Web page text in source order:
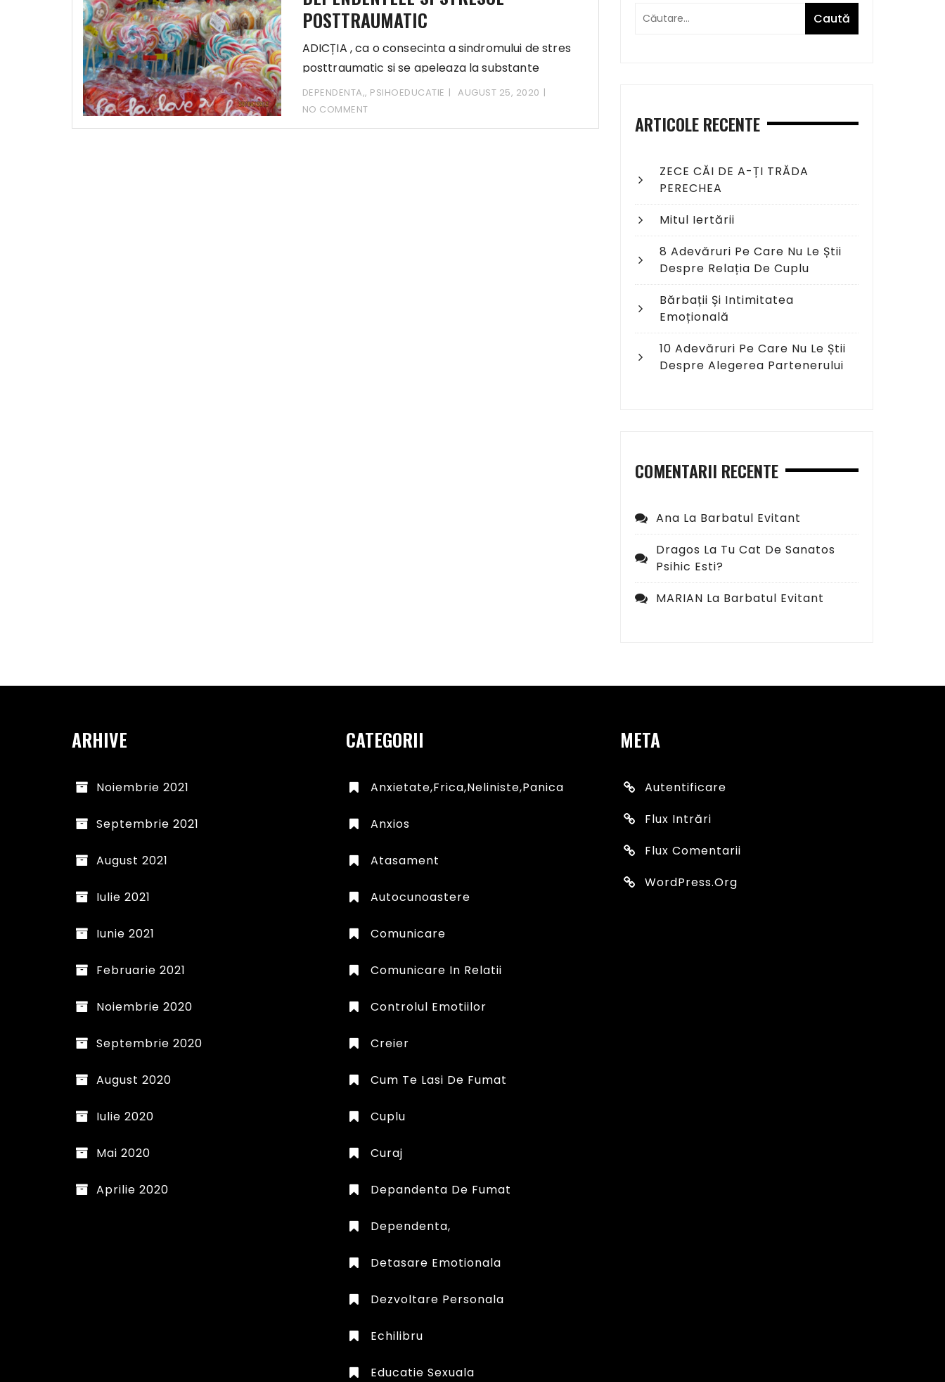
POSTTRAUMATIC
ADICȚIA , ca o consecinta a sindromului de stres
posttraumatic si se apeleaza la substante
DEPENDENTA,, PSIHOEDUCATIE
AUGUST 25, 2020
NO COMMENT
ARTICOLE RECENTE
ZECE CĂI DE A-ȚI TRĂDA
PERECHEA
Mitul Iertării
8 Adevăruri Pe Care Nu Le Știi
Despre Relația De Cuplu
Bărbații Și Intimitatea
Emoțională
10 Adevăruri Pe Care Nu Le Știi
Despre Alegerea Partenerului
COMENTARII RECENTE
Ana La Barbatul Evitant
Dragos La Tu Cat De Sanatos
Psihic Esti?
MARIAN La Barbatul Evitant
ARHIVE
Noiembrie 2021
Septembrie 2021
August 2021
Iulie 2021
Iunie 2021
Februarie 2021
Noiembrie 2020
Septembrie 2020
August 2020
Iulie 2020
Mai 2020
Aprilie 2020
CATEGORII
Anxietate,frica,neliniste,panica
Anxios
Atasament
Autocunoastere
Comunicare
Comunicare In Relatii
Controlul Emotiilor
Creier
Cum Te Lasi De Fumat
Cuplu
Curaj
Depandenta De Fumat
Dependenta,
Detasare Emotionala
Dezvoltare Personala
Echilibru
Educatie Sexuala
META
Autentificare
Flux Intrări
Flux Comentarii
WordPress.org